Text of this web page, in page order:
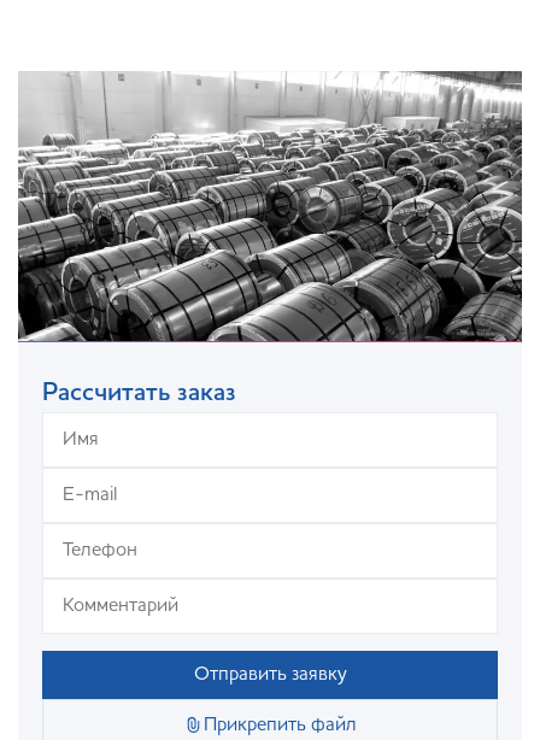
Рассчитать заказ
Отправить заявку
Прикрепить файл